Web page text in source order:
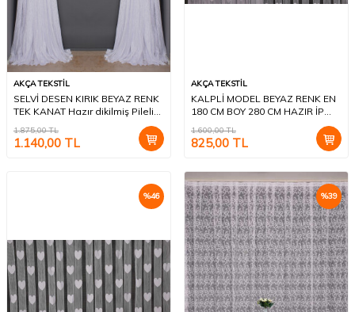
AKÇA TEKSTİL
SELVİ DESEN KIRIK BEYAZ RENK
TEK KANAT Hazır dikilmiş Pileli
1.875,00TL
1.140,00 TL
AKÇA TEKSTİL
KALPLİ MODEL BEYAZ RENK EN
180 CM BOY 280 CM HAZIR İP
1.600,00TL
825,00 TL
%46 %39